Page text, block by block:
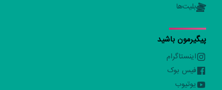
بلیت‌ها
پیگیرمون باشید
اینستاگرام
فیس بوک
یوتیوب